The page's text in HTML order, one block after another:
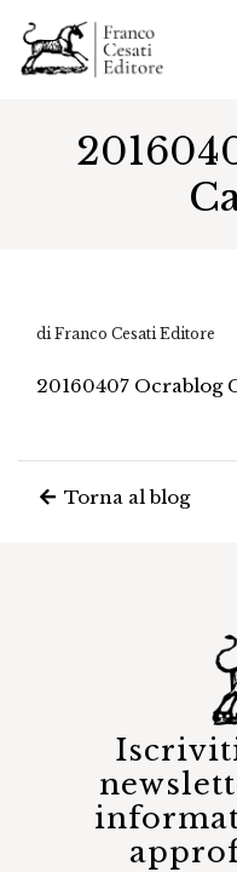
di Franco Cesati Editore
20160407 Ocrablog
Torna al blog